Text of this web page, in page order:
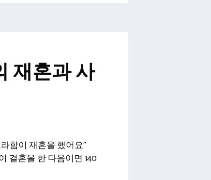
재혼과 사
함이 재혼을 했어요”
결혼을 한 다음이면 140